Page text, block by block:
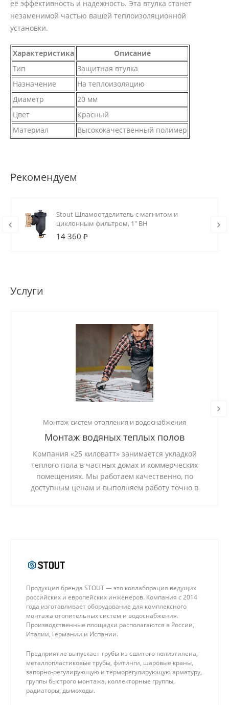
её эффективность и надежность. Эта втулка станет
незаменимой частью вашей теплоизоляционной
установки.
Характеристика
Описание
Тип
Защитная втулка
Назначение
На теплоизоляцию
Диаметр
20 мм
Цвет
Красный
Материал
Высококачественный полимер
Рекомендуем
Stout Шламоотделитель с магнитом и
циклонным фильтром, 1" ВН
14 360 ₽
Услуги
Монтаж систем отопления и водоснабжения
Монтаж водяных теплых полов
Компания «25 киловатт» занимается укладкой
теплого пола в частных домах и коммерческих
помещениях. Мы работаем качественно, по
доступным ценам и выполняем работу точно в
Продукция бренда STOUT — это коллаборация ведущих
российских и европейских инженеров. Компания с 2014
года изготавливает оборудование для комплексного
монтажа отопительных систем и водоснабжения.
Производственные площадки располагаются в России,
Италии, Германии и Испании.
Предприятие выпускает трубы из сшитого полиэтилена,
металлопластиковые трубы, фитинги, шаровые краны,
запорно-регулирующую и терморегулирующую арматуру,
группы быстрого монтажа, коллекторные группы,
радиаторы, дымоходы.